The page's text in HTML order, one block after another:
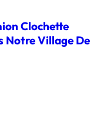
Clochette
Notre Village De